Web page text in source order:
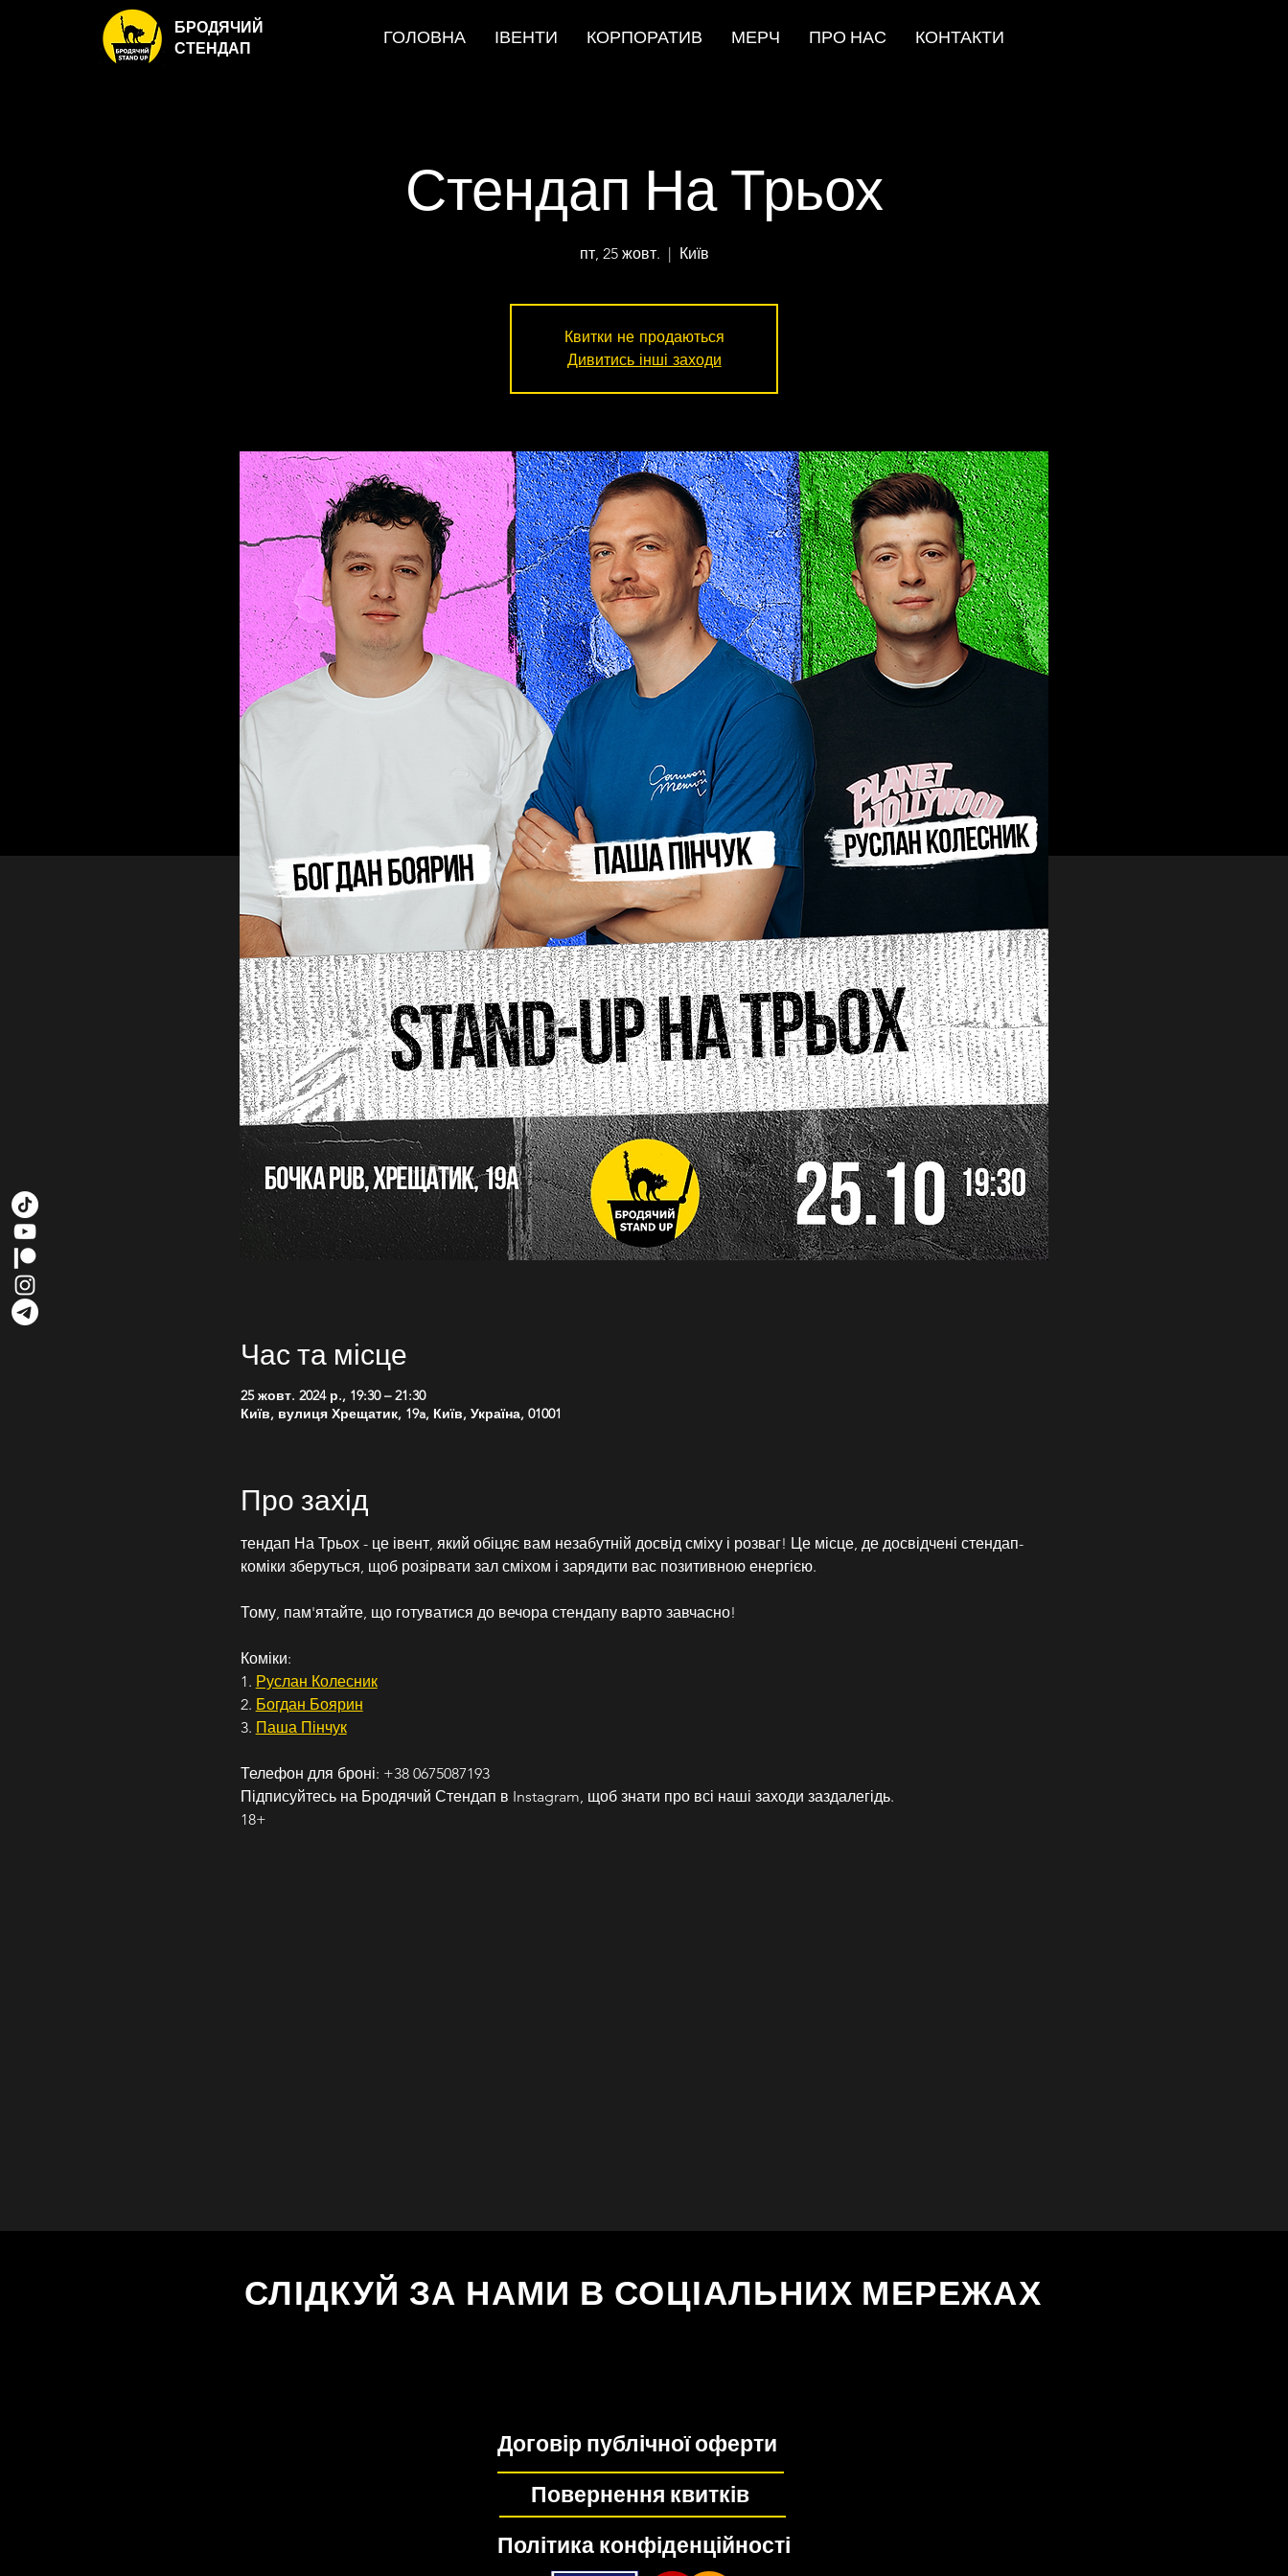
БРОДЯЧИЙ
СТЕНДАП
ГОЛОВНА ІВЕНТИ КОРПОРАТИВ МЕРЧ ПРО НАС КОНТАКТИ
Стендап На Трьох
пт, 25 жовт.
  |
Київ
Квитки не продаються
Дивитись інші заходи
Час та місце
25 жовт. 2024 р., 19:30 – 21:30
Київ, вулиця Хрещатик, 19a, Київ, Україна, 01001
Про захід
тендап На Трьох - це івент, який обіцяє вам незабутній досвід сміху і розваг! Це місце, де досвідчені стендап-
коміки зберуться, щоб розірвати зал сміхом і зарядити вас позитивною енергією.
Тому, пам'ятайте, що готуватися до вечора стендапу варто завчасно!
Коміки:
1. Руслан Колесник
2. Богдан Боярин
3. Паша Пінчук
Телефон для броні: +38 0675087193
Підписуйтесь на Бродячий Стендап в Instagram, щоб знати про всі наші заходи заздалегідь.
18+
СЛІДКУЙ ЗА НАМИ В СОЦІАЛЬНИХ МЕРЕЖАХ
Договір публічної оферти
Повернення квитків
Політика конфіденційності